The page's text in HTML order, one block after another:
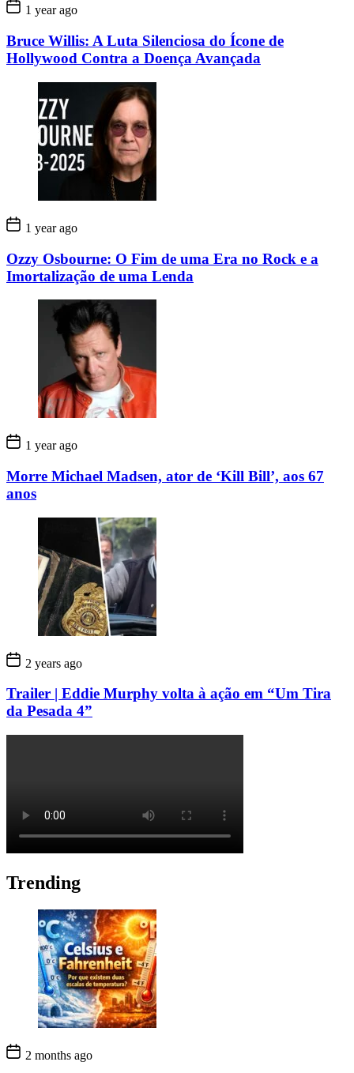
1 year ago
Bruce Willis: A Luta Silenciosa do Ícone de
Hollywood Contra a Doença Avançada
1 year ago
Ozzy Osbourne: O Fim de uma Era no Rock e a
Imortalização de uma Lenda
1 year ago
Morre Michael Madsen, ator de ‘Kill Bill’, aos 67
anos
2 years ago
Trailer | Eddie Murphy volta à ação em “Um Tira
da Pesada 4”
Trending
2 months ago